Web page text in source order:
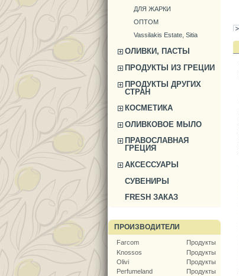
ДЛЯ ЖАРКИ
ОПТОМ
Vassilakis Estate, Sitia
ОЛИВКИ, ПАСТЫ
ПРОДУКТЫ ИЗ ГРЕЦИИ
ПРОДУКТЫ ДРУГИХ
СТРАН
КОСМЕТИКА
ОЛИВКОВОЕ МЫЛО
ПРАВОСЛАВНАЯ
ГРЕЦИЯ
АКСЕССУАРЫ
СУВЕНИРЫ
FRESH ЗАКАЗ
ПРОИЗВОДИТЕЛИ
Farcom
Продукты
Knossos
Продукты
Olivi
Продукты
Perfumeland
Продукты